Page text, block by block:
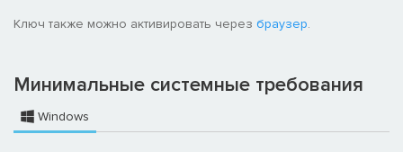
Ключ также можно активировать через браузер.
Минимальные системные требования
Windows